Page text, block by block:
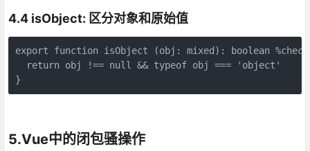
4.4 isObject: 区分对象和原始值
export function isObject (obj: mixed): boolean
  return obj !== null && typeof obj === 'object'
}
5.Vue中的闭包骚操作